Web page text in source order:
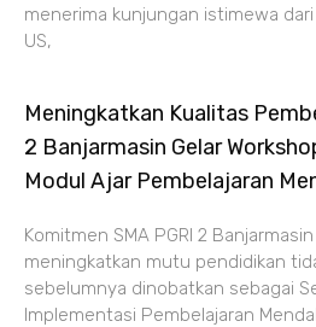
menerima kunjungan istimewa dari
US,
Meningkatkan Kualitas
2 Banjarmasin Gelar
Modul Ajar Pembelajaran
Komitmen SMA PGRI 2
meningkatkan mutu pendidikan
sebelumnya dinobatkan sebagai
Implementasi Pembelajaran